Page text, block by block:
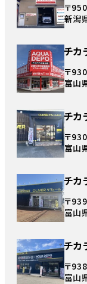
〒
新潟
チカ
〒
富山
チカ
〒
富山
チカ
〒
富山
チカ
〒
富山